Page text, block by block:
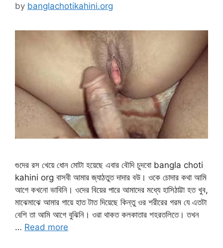
by banglachotikahini.org
গুদের রস খেয়ে ধোন মোটা হয়েছে এবার বৌদি চুদবো bangla choti
kahini org বাসবী আমার জ্যাঠতুত দাদার বউ। ওকে চোদার কথা আমি
আগে কখনো ভাবিনি। ওদের বিয়ের পারে আমাদের মধ্যে হাসিঠাট্টা হত খুব,
মাঝেমাঝে আমার গায়ে হাত টাত দিয়েছে কিন্তু ওর শরীরের গরম যে এতটা
বেশি তা আমি আগে বুঝিনি। ওরা থাকত কলকাতার শহরতলিতে। তখন
… Read more